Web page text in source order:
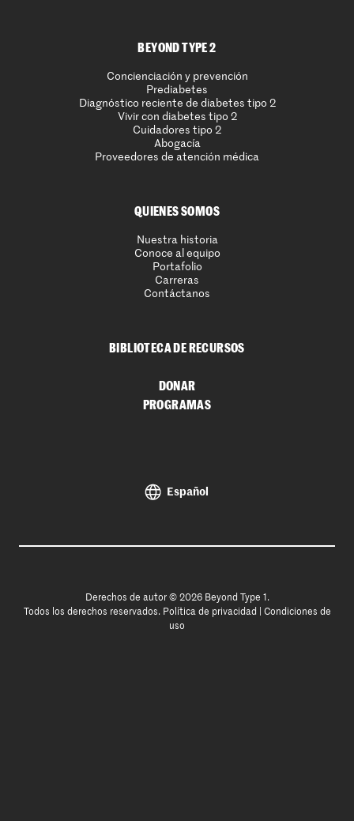
BEYOND TYPE 2
Concienciación y prevención
Prediabetes
Diagnóstico reciente de diabetes tipo 2
Vivir con diabetes tipo 2
Cuidadores tipo 2
Abogacía
Proveedores de atención médica
QUIENES SOMOS
Nuestra historia
Conoce al equipo
Portafolio
Carreras
Contáctanos
BIBLIOTECA DE RECURSOS
DONAR
PROGRAMAS
Español
Derechos de autor © 2026 Beyond Type 1.
Todos los derechos reservados. Política de privacidad
Condiciones de
uso